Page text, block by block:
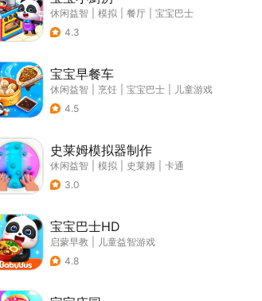
休闲益智 模拟 餐厅
宝宝巴士
4.3
宝宝早餐车
休闲益智 烹饪 宝宝巴士
儿童游戏
4.5
史莱姆模拟器制作
休闲益智 模拟 史莱姆
卡通
3.0
宝宝巴士HD
启蒙早教
儿童益智游戏
4.8